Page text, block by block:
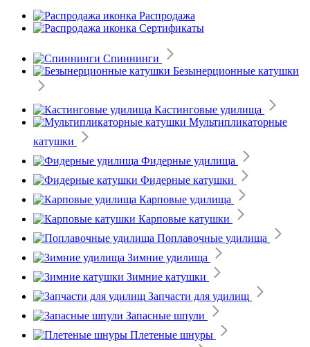
Распродажа
Сертификаты
Спиннинги
Безынерционные катушки
Кастинговые удилища
Мультипликаторные
катушки
Фидерные удилища
Фидерные катушки
Карповые удилища
Карповые катушки
Поплавочные удилища
Зимние удилища
Зимние катушки
Запчасти для удилищ
Запасные шпули
Плетеные шнуры